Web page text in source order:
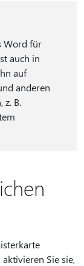
Word für
auch in
auf
anderen
z. B.
Sie sie,